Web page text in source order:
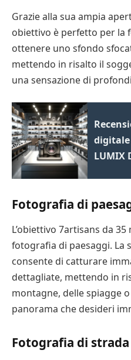
Grazie alla sua ampia
obiettivo è perfetto per
ottenere uno sfondo
mettendo in risalto il
una sensazione di
digitale
LUMIX
Fotografia di
L’obiettivo 7artisans da
fotografia di paesaggi. La
consente di catturare
dettagliate, mettendo in
montagne, delle spiagge
panorama che desideri
Fotografia di strada